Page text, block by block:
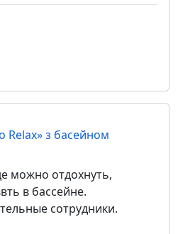
Relax» з басейном
можно отдохнуть,
в бассейне.
сотрудники.